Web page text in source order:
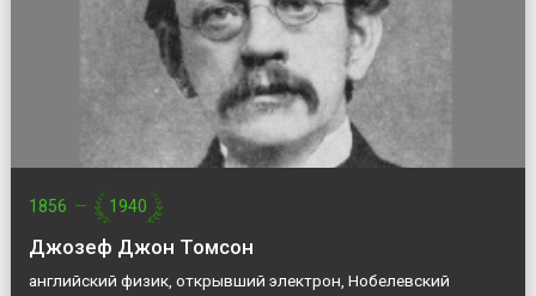
1856 — 1940
Джозеф Джон Томсон
английский физик, открывший электрон, Нобелевский